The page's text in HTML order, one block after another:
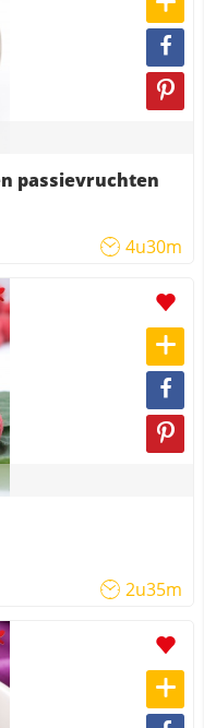
passievruchten
4u30m
2u35m